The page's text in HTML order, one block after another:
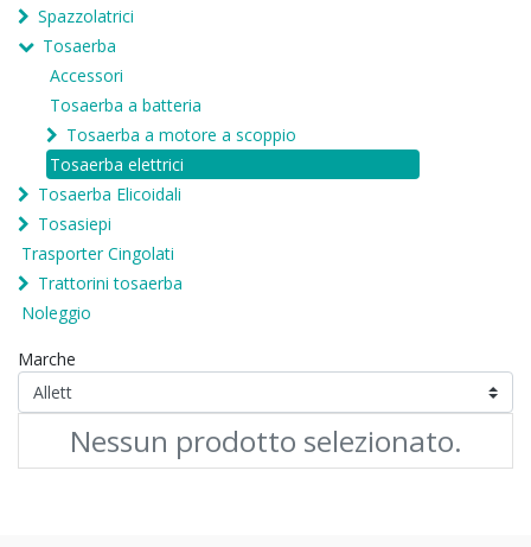
Spazzolatrici
Tosaerba
Accessori
Tosaerba a batteria
Tosaerba a motore a scoppio
Tosaerba elettrici
Tosaerba Elicoidali
Tosasiepi
Trasporter Cingolati
Trattorini tosaerba
Noleggio
Marche
Nessun prodotto selezionato.